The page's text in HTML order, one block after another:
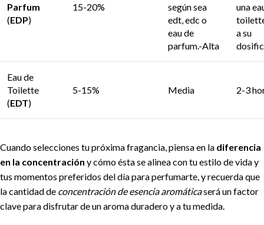
Parfum
(EDP)
15-20%
según sea
edt, edc o
eau de
parfum.-Alta
una
a su
Eau de
Toilette
(EDT)
5-15% Media 2-3
Cuando selecciones tu próxima fragancia, piensa en la diferencia
en la concentración y cómo ésta se alinea con tu estilo de vida y
tus momentos preferidos del día para perfumarte, y recuerda que
la cantidad de concentración de esencia aromáticaserá un factor
clave para disfrutar de un aroma duradero y a tu medida.